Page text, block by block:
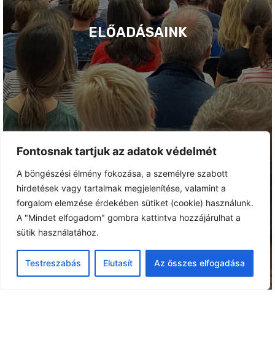
Fontosnak tartjuk az adatok védelmét
A böngészési élmény fokozása, a személyre szabott
hirdetések vagy tartalmak megjelenítése, valamint a
forgalom elemzése érdekében sütiket (cookie) használunk.
A "Mindet elfogadom" gombra kattintva hozzájárulhat a
sütik használatához.
Testreszabás Elutasít Az összes elfogadása
ELŐADÁSAINK